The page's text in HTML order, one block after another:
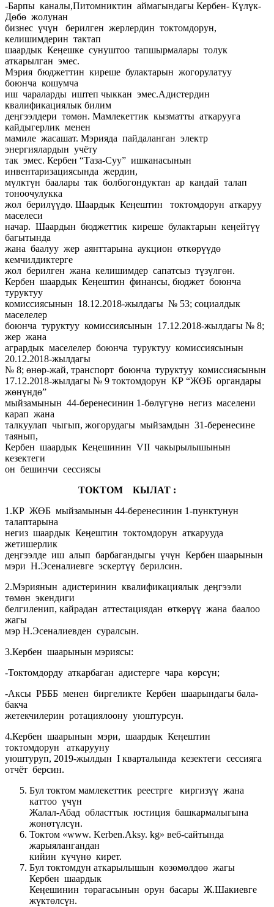
-Барпы каналы,Питомниктин аймагындагы Кербен- Күлүк-
Дөбө жолунан
бизнес үчүн берилген жерлердин токтомдорун,
келишимдерин тактап
шаардык Кеӊешке сунуштоо тапшырмалары толук
аткарылган эмес.
Мэрия бюджеттин киреше булактарын жогорулатуу
боюнча кошумча
иш чараларды иштеп чыккан эмес.Адистердин
квалификациялык билим
деӊгээлдери төмөн. Мамлекеттик кызматты аткарууга
кайдыгерлик менен
мамиле жасашат. Мэрияда пайдаланган электр
энергиялардын учёту
так эмес. Кербен “Таза-Суу” ишканасынын
инвентаризациясында жердин,
мүлктүн баалары так болбогондуктан ар кандай талап
тоноочулукка
жол берилүүдө. Шаардык Кеӊештин токтомдорун аткаруу
маселеси
начар. Шаардын бюджеттик киреше булактарын кеӊейтүү
багытында
жана баалуу жер аянттарына аукцион өткөрүүдө
кемчилдиктерге
жол берилген жана келишимдер сапатсыз түзүлгөн.
Кербен шаардык Кеӊештин финансы, бюджет боюнча
туруктуу
комиссиясынын 18.12.2018-жылдагы № 53; социалдык
маселелер
боюнча туруктуу комиссиясынын 17.12.2018-жылдагы № 8;
жер жана
агрардык маселелер боюнча туруктуу комиссиясынын
20.12.2018-жылдагы
№ 8; өнөр-жай, транспорт боюнча туруктуу комиссиясынын
17.12.2018-жылдагы № 9 токтомдорун КР “ЖӨБ органдары
жөнүндө”
мыйзамынын 44-беренесинин 1-бөлүгүнө негиз маселени
карап жана
талкуулап чыгып, жогорудагы мыйзамдын 31-беренесине
таянып,
Кербен шаардык Кеңешинин VII чакырылышынын
кезектеги
он бешинчи сессиясы
ТОКТОМ КЫЛАТ :
1.КР ЖӨБ мыйзамынын 44-беренесинин 1-пунктунун
талаптарына
негиз шаардык Кеӊештин токтомдорун аткарууда
жетишерлик
деӊгээлде иш алып барбагандыгы үчүн Кербен шаарынын
мэри Н.Эсеналиевге эскертүү берилсин.
2.Мэриянын адистеринин квалификациялык деӊгээли
төмөн экендиги
белгиленип, кайрадан аттестациядан өткөрүү жана баалоо
жагы
мэр Н.Эсеналиевден суралсын.
3.Кербен шаарынын мэриясы:
-Токтомдорду аткарбаган адистерге чара көрсүн;
-Аксы РБББ менен биргеликте Кербен шаарындагы бала-
бакча
жетекчилерин ротациялоону уюштурсун.
4.Кербен шаарынын мэри, шаардык Кеӊештин
токтомдорун аткарууну
уюштуруп, 2019-жылдын I кварталында кезектеги сессияга
отчёт берсин.
Бул токтом мамлекеттик реестрге киргизүү жана
каттоо үчүн
Жалал-Абад областтык юстиция башкармалыгына
жөнөтүлсүн.
Токтом «www. Kerben.Aksy. kg» веб-сайтында
жарыялангандан
кийин күчүнө кирет.
Бул токтомдун аткарылышын көзөмөлдөө жагы
Кербен шаардык
Кеӊешинин төрагасынын орун басары Ж.Шакиевге
жүктөлсүн.